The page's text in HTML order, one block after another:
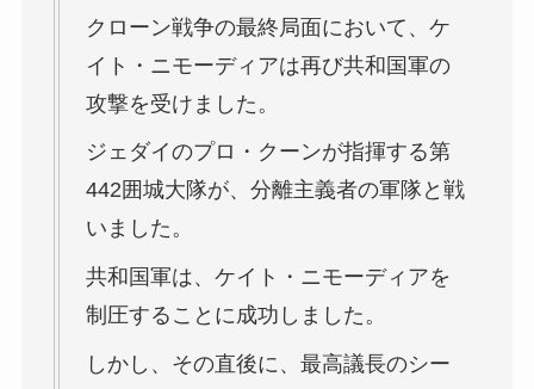
クローン戦争の最終局面において、ケ
イト・ニモーディアは再び共和国軍の
攻撃を受けました。
ジェダイのプロ・クーンが指揮する第
442囲城大隊が、分離主義者の軍隊と戦
いました。
共和国軍は、ケイト・ニモーディアを
制圧することに成功しました。
しかし、その直後に、最高議長のシー